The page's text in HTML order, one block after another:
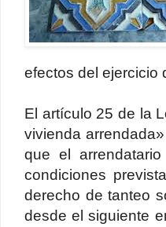
efectos del ejercicio
El artículo 25 de la
vivienda
que el
condiciones
derecho de tanteo
desde el siguiente